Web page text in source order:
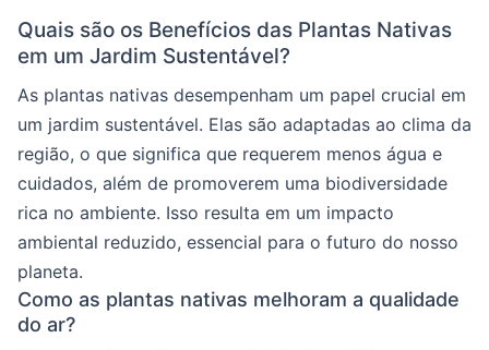
Quais são os Benefícios das Plantas Nativas
em um Jardim Sustentável?
As plantas nativas desempenham um papel crucial em
um jardim sustentável. Elas são adaptadas ao clima da
região, o que significa que requerem menos água e
cuidados, além de promoverem uma biodiversidade
rica no ambiente. Isso resulta em um impacto
ambiental reduzido, essencial para o futuro do nosso
planeta.
Como as plantas nativas melhoram a qualidade
do ar?